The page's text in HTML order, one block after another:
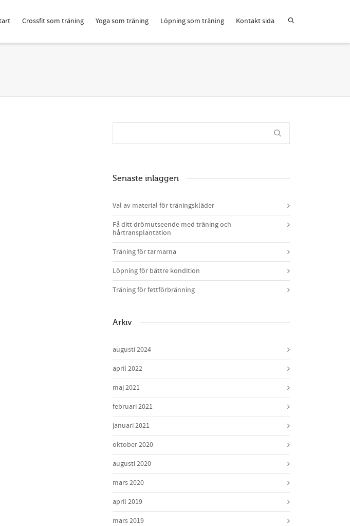
Crossfit som träning Yoga som träning Löpning som träning Kontakt sida
Senaste inläggen
Val av material för träningskläder
Få ditt drömutseende med träning och
hårtransplantation
Träning för tarmarna
Löpning för bättre kondition
Träning för fettförbränning
Arkiv
augusti 2024
april 2022
maj 2021
februari 2021
januari 2021
oktober 2020
augusti 2020
mars 2020
april 2019
mars 2019